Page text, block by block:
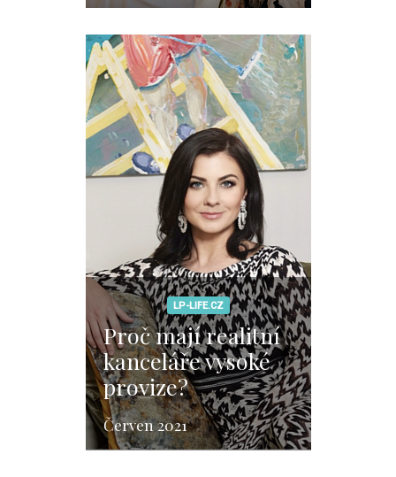
LP-LIFE.CZ
Proč mají realitní
kanceláře vysoké
provize?
Červen 2021